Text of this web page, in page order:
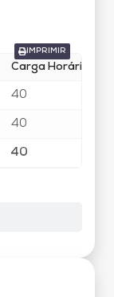
IMPRIMIR
Carga Horária
40
40
40